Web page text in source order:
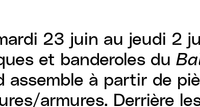
23 juin au jeudi 2
et banderoles du
assemble à partir de
armures. Derrière